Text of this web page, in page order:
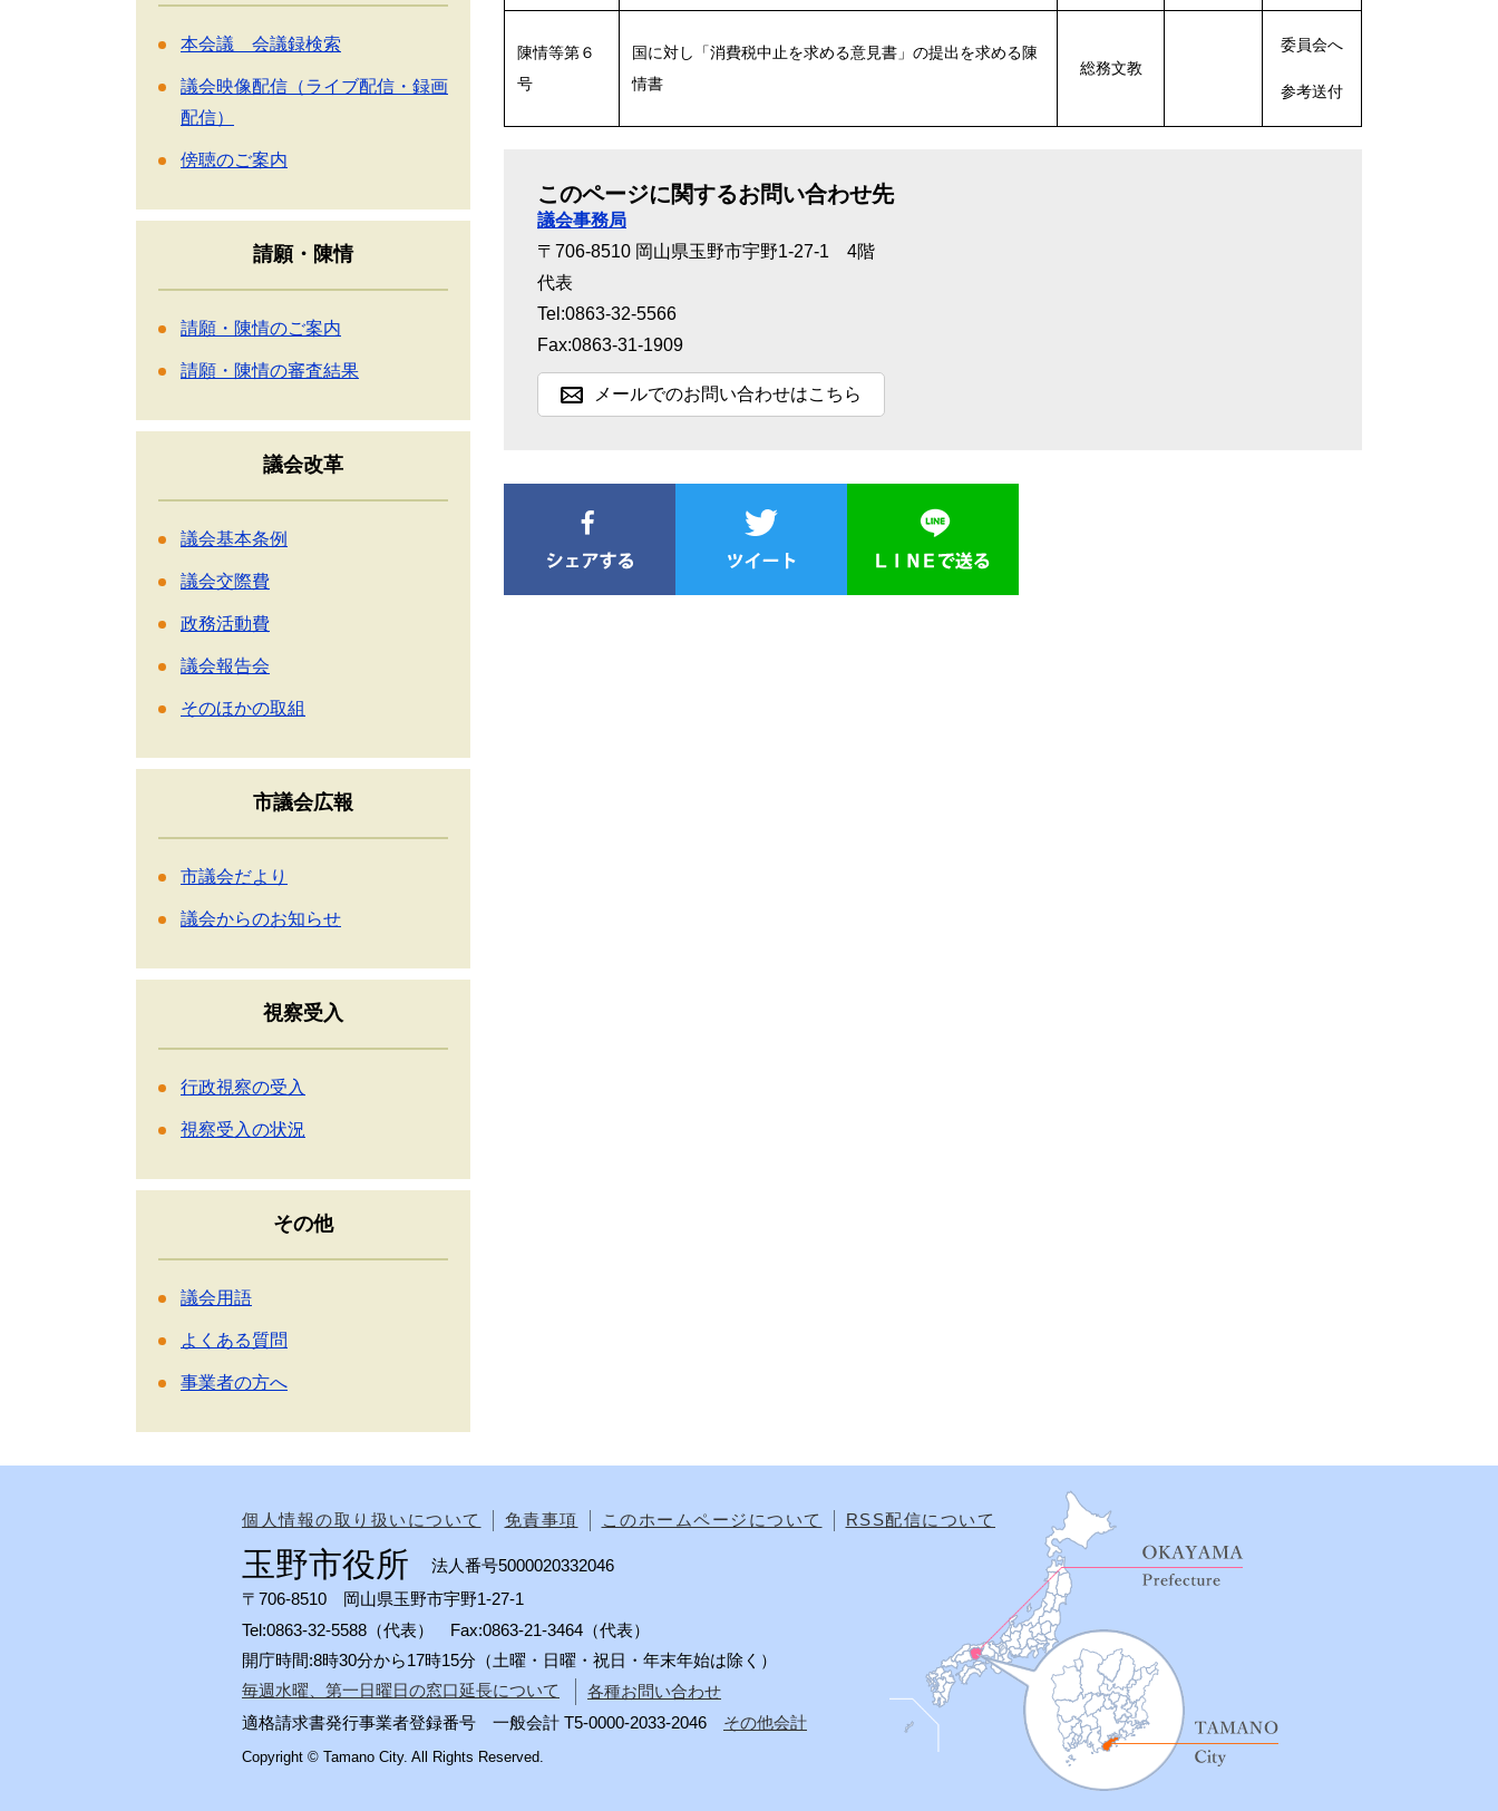
陳情等第６
号
国に対し「消費税中止を求める意見書」の提出を求める陳
情書
総務文教
委員会へ
参考送付
このページに関するお問い合わせ先
議会事務局
〒706-8510 岡山県玉野市宇野1-27-1 4階
代表
Tel:0863-32-5566
Fax:0863-31-1909
メールでのお問い合わせはこちら
本会議 会議録検索
議会映像配信（ライブ配信・録画
配信）
傍聴のご案内
請願・陳情
請願・陳情のご案内
請願・陳情の審査結果
議会改革
議会基本条例
議会交際費
政務活動費
議会報告会
そのほかの取組
市議会広報
市議会だより
議会からのお知らせ
視察受入
行政視察の受入
視察受入の状況
その他
議会用語
よくある質問
事業者の方へ
個人情報の取り扱いについて 免責事項 このホームページについて RSS配信について
玉野市役所
法人番号5000020332046
〒706-8510 岡山県玉野市宇野1-27-1
Tel:0863-32-5588（代表） Fax:0863-21-3464（代表）
開庁時間:8時30分から17時15分（土曜・日曜・祝日・年末年始は除く）
毎週水曜、第一日曜日の窓口延長について
各種お問い合わせ
適格請求書発行事業者登録番号 一般会計 T5-0000-2033-2046 その他会計
Copyright © Tamano City. All Rights Reserved.